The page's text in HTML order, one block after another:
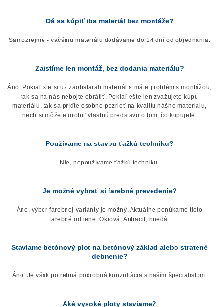
Dá sa kúpiť iba materiál bez montáže?
Samozrejme - väčšinu materiálu dodávame do 14 dní od objednania.
Zaistíme len montáž, bez dodania materiálu?
Áno. Pokiaľ ste si už zaobstarali materiál a máte problém s montážou,
tak sa na nás nebojte obrátiť. Pokiaľ ešte len zvažujete kúpu
materiálu, tak sa príďte osobne pozrieť na kvalitu nášho materiálu,
nech si môžete urobiť vlastnú predstavu o tom, čo kupujete.
Používame na stavbu ťažkú ​​techniku?
Nie, nepoužívame ťažkú ​​techniku.
Je možné vybrať si farebné prevedenie?
Áno, výber farebnej varianty je možný. Aktuálne ponúkame tieto
farebné odtiene: Okrová, Antracit, hnedá.
Staviame betónový plot na betónový základ alebo stratené
debnenie?
Áno. Je však potrebná podrobná konzultácia s naším špecialistom.
Aké vysoké ploty staviame?